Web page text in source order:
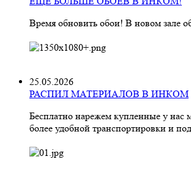
Время обновить обои! В новом зале
25.05.2026
РАСПИЛ МАТЕРИАЛОВ В ИНКОМ
Бесплатно нарежем купленные у нас
более удобной транспортировки и